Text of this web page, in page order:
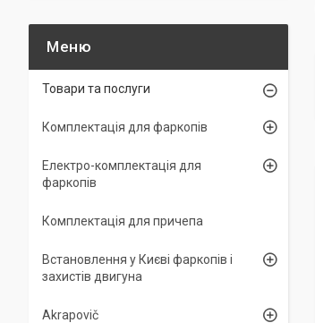
Товари та послуги
Комплектація для фаркопів
Електро-комплектація для
фаркопів
Комплектація для причепа
Встановлення у Києві фаркопів і
захистів двигуна
Akrapovič